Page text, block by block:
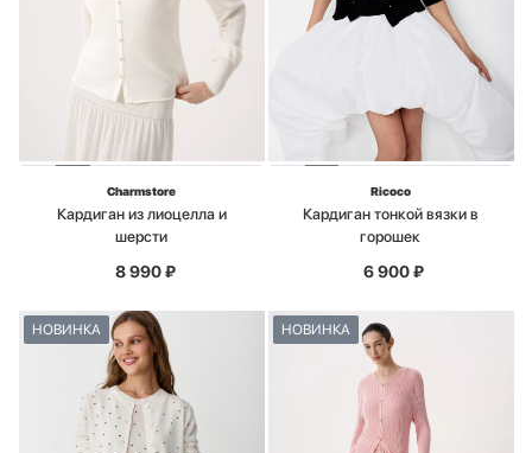
Charmstore
Кардиган из лиоцелла и
шерсти
8 990₽
Ricoco
Кардиган тонкой вязки в
горошек
6 900₽
НОВИНКА НОВИНКА